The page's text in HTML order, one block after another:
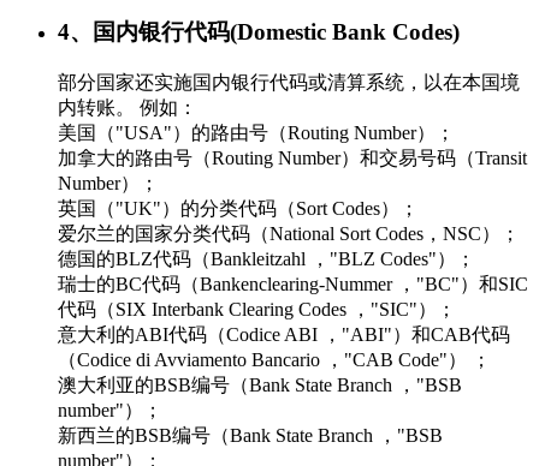
4、国内银行代码(Domestic Bank Codes)
部分国家还实施国内银行代码或清算系统，以在本国境
内转账。 例如：
美国（"USA"）的路由号（Routing Number）；
加拿大的路由号（Routing Number）和交易号码（Transit
Number）；
英国（"UK"）的分类代码（Sort Codes）；
爱尔兰的国家分类代码（National Sort Codes，NSC）；
德国的BLZ代码（Bankleitzahl ，"BLZ Codes"）；
瑞士的BC代码（Bankenclearing-Nummer ，"BC"）和SIC
代码（SIX Interbank Clearing Codes ，"SIC"）；
意大利的ABI代码（Codice ABI ，"ABI"）和CAB代码
（Codice di Avviamento Bancario ，"CAB Code"） ；
澳大利亚的BSB编号（Bank State Branch ，"BSB
number"）；
新西兰的BSB编号（Bank State Branch ，"BSB
number"）；